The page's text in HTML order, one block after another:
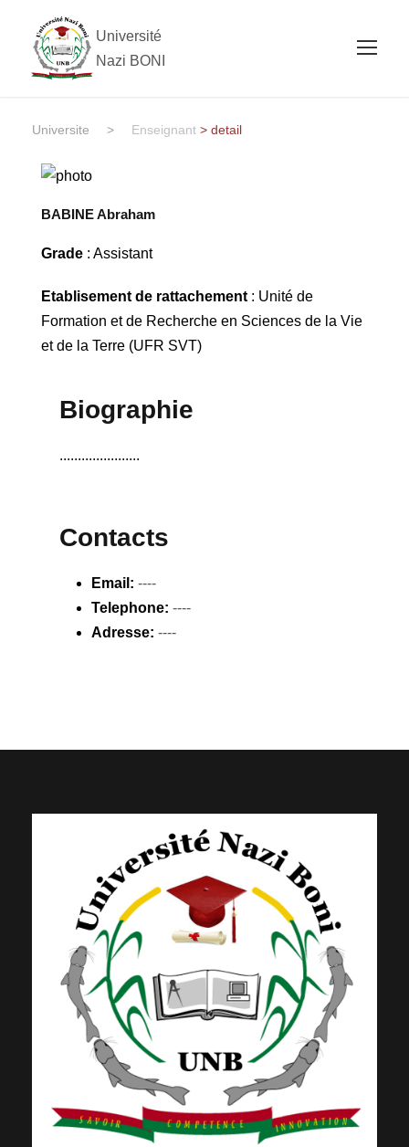
Université
Nazi BONI
Universite > Enseignant > detail
BABINE Abraham
Grade: Assistant
Etablisement de rattachement: Unité de
Formation et de Recherche en Sciences de la Vie
et de la Terre (UFR SVT)
Biographie
......................
Contacts
Email: ----
Telephone: ----
Adresse: ----